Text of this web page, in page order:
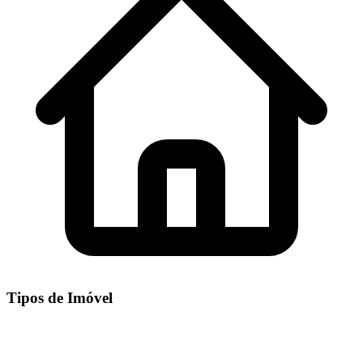
Tipos de Imóvel